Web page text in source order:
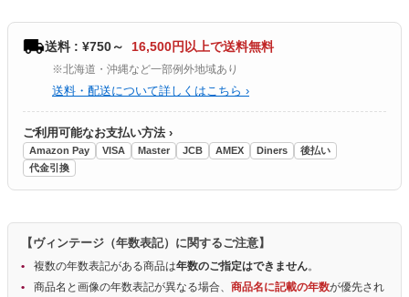
送料 : ¥750～ 16,500円以上で送料無料
※北海道・沖縄など一部例外地域あり
送料・配送について詳しくはこちら ›
ご利用可能なお支払い方法 ›
Amazon Pay VISA Master JCB AMEX Diners
後払い
代金引換
【ヴィンテージ（年数表記）に関するご注意】
複数の年数表記がある商品は年数のご指定はできません。
商品名と画像の年数表記が異なる場合、 商品名に記載の年数が優先され